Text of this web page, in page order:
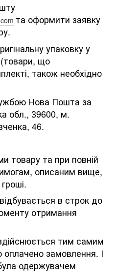
та оформити заявку
упаковку у
(товари, що
також необхідно
Нова Пошта за
обл., 39600, м.
46.
товару та при повній
описаним вище,
в строк до
отримання
тим самим
замовлення. І
одержувачем